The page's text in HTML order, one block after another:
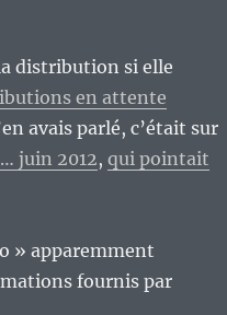
distribution si elle
en attente
avais parlé, c’était sur
juin 2012, qui pointait
» apparemment
fournis par